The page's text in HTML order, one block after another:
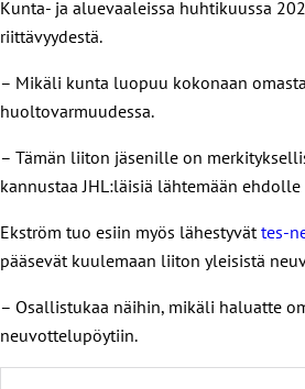
Kunta- ja aluevaaleissa huhtikuussa
riittävyydestä.
– Mikäli kunta luopuu kokonaan
huoltovarmuudessa.
– Tämän liiton jäsenille on
kannustaa JHL:läisiä lähtemään
Ekström tuo esiin myös lähestyvät tes-
pääsevät kuulemaan liiton yleisistä
– Osallistukaa näihin, mikäli haluatte
neuvottelupöytiin.